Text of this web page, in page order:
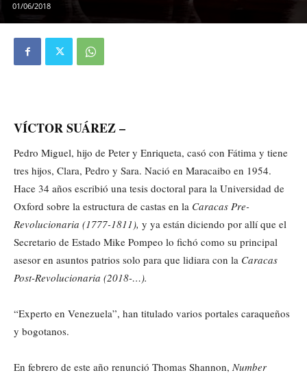
01/06/2018
VÍCTOR SUÁREZ –
Pedro Miguel, hijo de Peter y Enriqueta, casó con Fátima y tiene
tres hijos, Clara, Pedro y Sara. Nació en Maracaibo en 1954.
Hace 34 años escribió una tesis doctoral para la Universidad de
Oxford sobre la estructura de castas en la Caracas Pre-
Revolucionaria (1777-1811), y ya están diciendo por allí que el
Secretario de Estado Mike Pompeo lo fichó como su principal
asesor en asuntos patrios solo para que lidiara con la Caracas
Post-Revolucionaria (2018-…).
“Experto en Venezuela”, han titulado varios portales caraqueños
y bogotanos.
En febrero de este año renunció Thomas Shannon, Number